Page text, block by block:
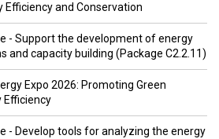
Efficiency and Conservation
- Support the development of energy
and capacity building (Package C2.2.11)
Expo 2026: Promoting Green
Efficiency
- Develop tools for analyzing the energy